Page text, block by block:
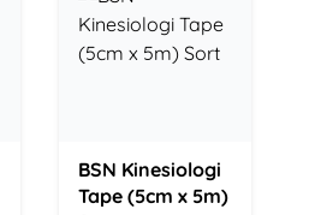
BSN Kinesiologi
Tape (5cm x 5m)